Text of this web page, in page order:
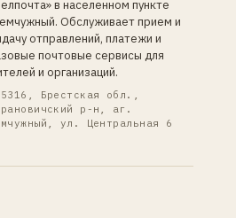
в населенном пункте
Обслуживает прием и
отправлений, платежи и
почтовые сервисы для
и организаций.
Брестская обл.,
р-н, аг.
ул. Центральная 6